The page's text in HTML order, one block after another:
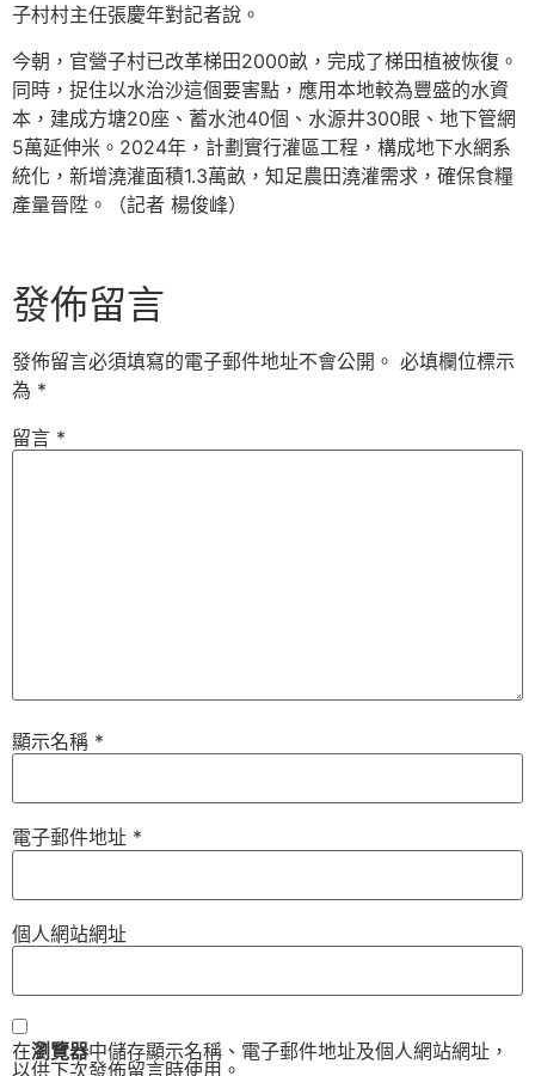
子村村主任張慶年對記者說。
今朝，官營子村已改革梯田2000畝，完成了梯田植被恢復。
同時，捉住以水治沙這個要害點，應用本地較為豐盛的水資
本，建成方塘20座、蓄水池40個、水源井300眼、地下管網
5萬延伸米。2024年，計劃實行灌區工程，構成地下水網系
統化，新增澆灌面積1.3萬畝，知足農田澆灌需求，確保食糧
產量晉陞。（記者 楊俊峰）
發佈留言
發佈留言必須填寫的電子郵件地址不會公開。 必填欄位標示
為 *
留言 *
顯示名稱 *
電子郵件地址 *
個人網站網址
在瀏覽器中儲存顯示名稱、電子郵件地址及個人網站網址，
以供下次發佈留言時使用。